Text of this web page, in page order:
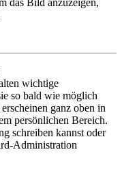
wichtige
so bald wie möglich
ganz oben in
persönlichen Bereich.
schreiben kannst oder
Administration